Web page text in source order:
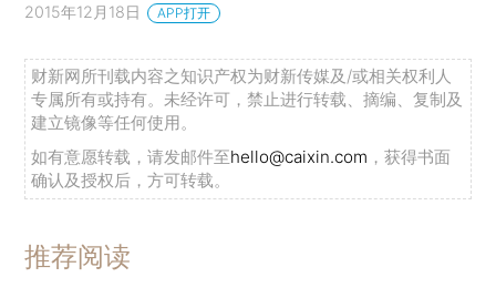
2015年12月18日 APP打开
财新网所刊载内容之知识产权为财新传媒及/或相关权利人
专属所有或持有。未经许可，禁止进行转载、摘编、复制及
建立镜像等任何使用。
如有意愿转载，请发邮件至hello@caixin.com ，获得书面
确认及授权后，方可转载。
推荐阅读